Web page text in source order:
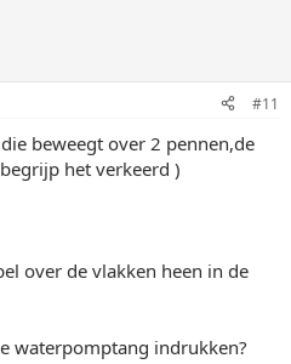
#11
beweegt over 2 pennen,de
het verkeerd )
over de vlakken heen in de
waterpomptang indrukken?